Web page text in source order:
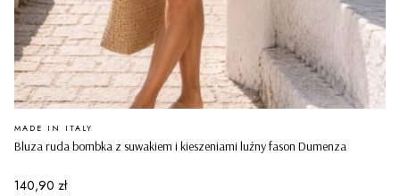
Bluza ruda bombka z suwakiem i kieszeniami luźny fason Dumenza
PRODUCENT
MADE IN ITALY
Cena
140,90 zł